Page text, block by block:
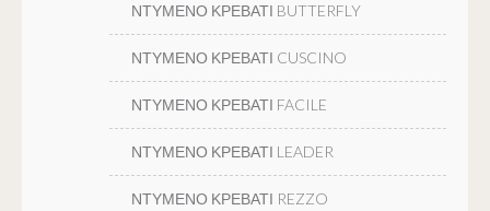
ΝΤΥΜΕΝΟ ΚΡΕΒΑΤΙ BUTTERFLY
ΝΤΥΜΕΝΟ ΚΡΕΒΑΤΙ CUSCINO
ΝΤΥΜΕΝΟ ΚΡΕΒΑΤΙ FACILE
ΝΤΥΜΕΝΟ ΚΡΕΒΑΤΙ LEADER
ΝΤΥΜΕΝΟ ΚΡΕΒΑΤΙ REZZO